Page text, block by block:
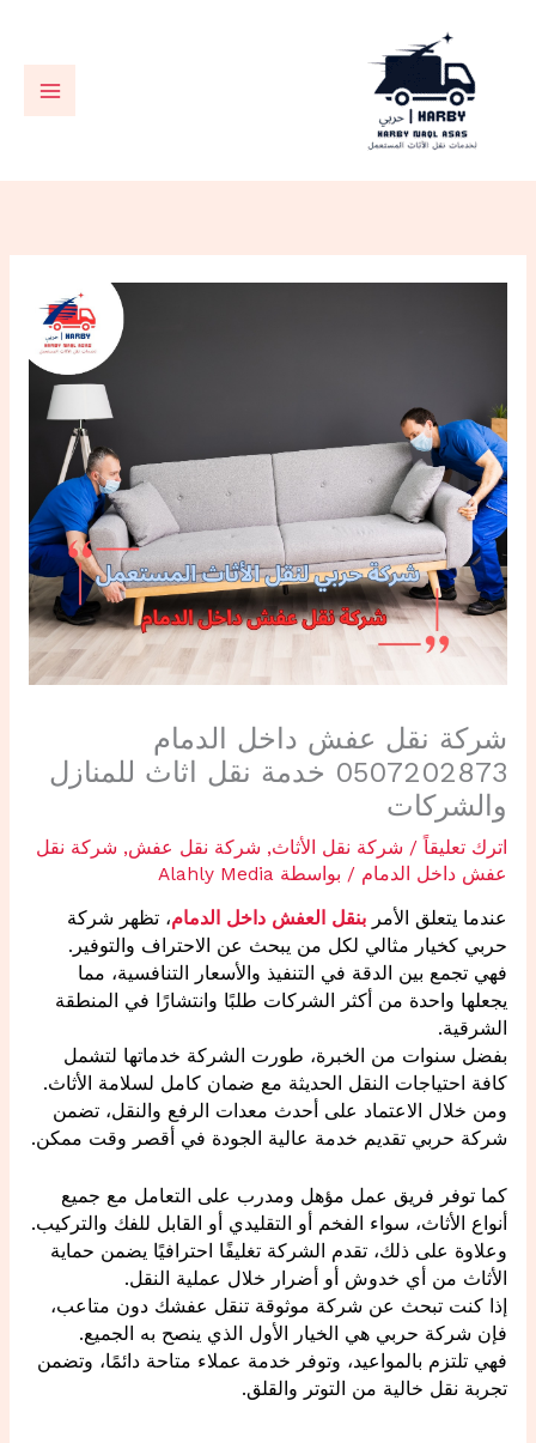
شركة نقل عفش داخل الدمام
0507202873 خدمة نقل اثاث للمنازل
والشركات
اترك تعليقاً / شركة نقل الأثاث, شركة نقل عفش, شركة نقل
عفش داخل الدمام / بواسطة Alahly Media
عندما يتعلق الأمر بنقل العفش داخل الدمام، تظهر شركة
حربي كخيار مثالي لكل من يبحث عن الاحتراف والتوفير.
فهي تجمع بين الدقة في التنفيذ والأسعار التنافسية، مما
يجعلها واحدة من أكثر الشركات طلبًا وانتشارًا في المنطقة
الشرقية.
بفضل سنوات من الخبرة، طورت الشركة خدماتها لتشمل
كافة احتياجات النقل الحديثة مع ضمان كامل لسلامة الأثاث.
ومن خلال الاعتماد على أحدث معدات الرفع والنقل، تضمن
شركة حربي تقديم خدمة عالية الجودة في أقصر وقت ممكن.
كما توفر فريق عمل مؤهل ومدرب على التعامل مع جميع
أنواع الأثاث، سواء الفخم أو التقليدي أو القابل للفك والتركيب.
وعلاوة على ذلك، تقدم الشركة تغليفًا احترافيًا يضمن حماية
الأثاث من أي خدوش أو أضرار خلال عملية النقل.
إذا كنت تبحث عن شركة موثوقة تنقل عفشك دون متاعب،
فإن شركة حربي هي الخيار الأول الذي ينصح به الجميع.
فهي تلتزم بالمواعيد، وتوفر خدمة عملاء متاحة دائمًا، وتضمن
تجربة نقل خالية من التوتر والقلق.